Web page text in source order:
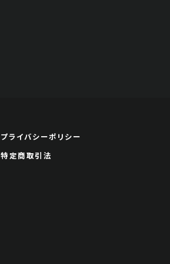
プライバシーポリシー
特定商取引法